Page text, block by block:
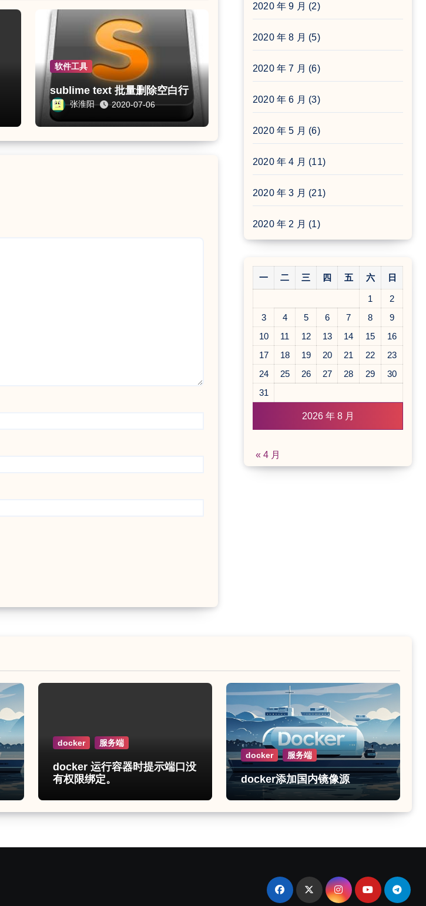
软件工具
sublime text 批量删除空白行
张淮阳 2020-07-06
2020 年 9 月 (2)
2020 年 8 月 (5)
2020 年 7 月 (6)
2020 年 6 月 (3)
2020 年 5 月 (6)
2020 年 4 月 (11)
2020 年 3 月 (21)
2020 年 2 月 (1)
2026 年 8 月
一 二 三 四 五 六 日
1
2
3
4 5 6 7 8
9
10
11 12 13 14 15
16
17
18 19 20 21 22
23
24
25 26 27 28 29
30
31
« 4 月
docker 服务端
docker 运行容器时提示端口没
有权限绑定。
docker 服务端
docker添加国内镜像源